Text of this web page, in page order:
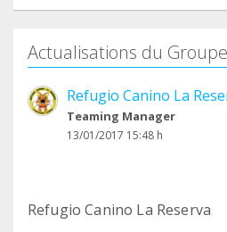
Actualisations du Groupe
Refugio Canino La
Teaming Manager
13/01/2017 15:48 h
Refugio Canino La Reserva